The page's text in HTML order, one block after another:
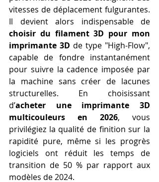
vitesses de déplacement fulgurantes.
choisir du filament 3D pour mon
imprimante 3D de type "High-Flow",
capable de fondre instantanément
pour suivre la cadence imposée par
la machine sans créer de lacunes
structurelles. En choisissant
d’acheter une imprimante 3D
multicouleurs en 2026, vous
privilégiez la qualité de finition sur la
rapidité pure, même si les progrès
logiciels ont réduit les temps de
transition de 50 % par rapport aux
modèles de 2024.